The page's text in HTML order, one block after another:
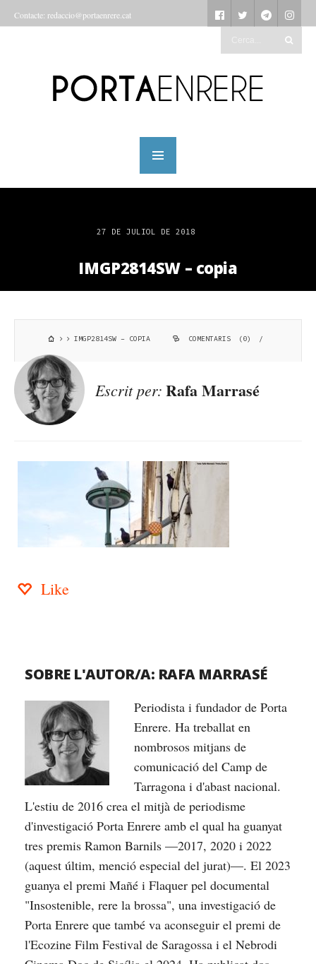
Contacte: redaccio@portaenrere.cat
27 DE JULIOL DE 2018
IMGP2814SW – copia
IMGP2814SW – COPIA COMENTARIS (0) /
Escrit per: Rafa Marrasé
Like
SOBRE L'AUTOR/A: RAFA MARRASÉ
Periodista i fundador de Porta
Enrere. Ha treballat en
nombrosos mitjans de
comunicació del Camp de
Tarragona i d'abast nacional.
L'estiu de 2016 crea el mitjà de periodisme
d'investigació Porta Enrere amb el qual ha guanyat
tres premis Ramon Barnils —2017, 2020 i 2022
(aquest últim, menció especial del jurat)—. El 2023
guanya el premi Mañé i Flaquer pel documental
"Insostenible, rere la brossa", una investigació de
Porta Enrere que també va aconseguir el premi de
l'Ecozine Film Festival de Saragossa i el Nebrodi